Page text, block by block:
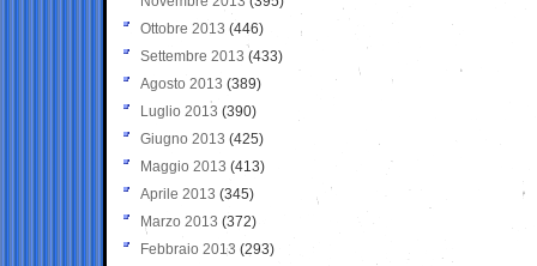
Ottobre 2013 (446)
Settembre 2013 (433)
Agosto 2013 (389)
Luglio 2013 (390)
Giugno 2013 (425)
Maggio 2013 (413)
Aprile 2013 (345)
Marzo 2013 (372)
Febbraio 2013 (293)